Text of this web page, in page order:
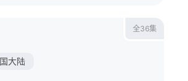
全36集
大陆